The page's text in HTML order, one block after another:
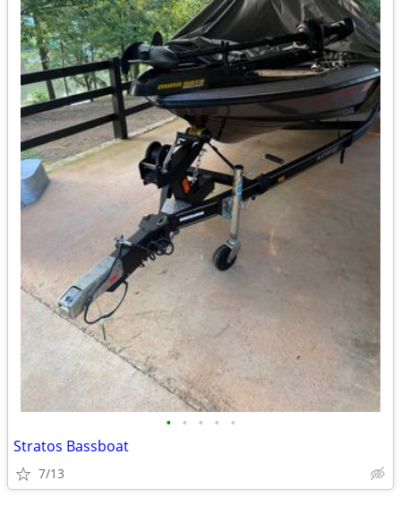
• • • • •
Stratos Bassboat
7/13